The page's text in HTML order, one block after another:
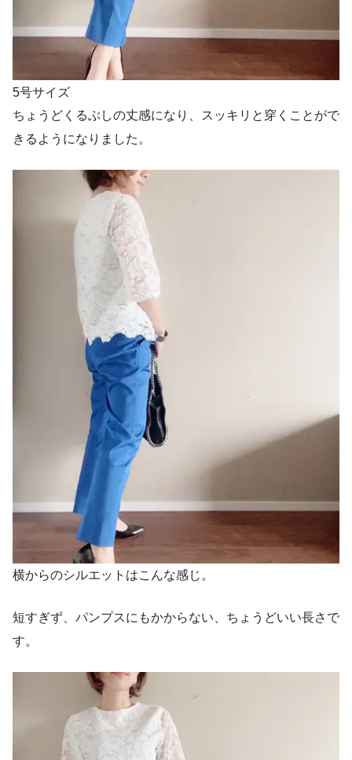
5号サイズ
ちょうどくるぶしの丈感になり、スッキリと穿くことがで
きるようになりました。
横からのシルエットはこんな感じ。
短すぎず、パンプスにもかからない、ちょうどいい長さで
す。